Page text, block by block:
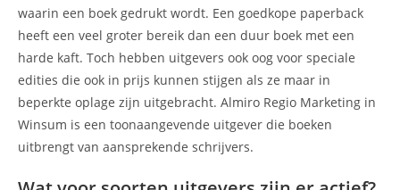
waarin een boek gedrukt wordt. Een goedkope paperback
heeft een veel groter bereik dan een duur boek met een
harde kaft. Toch hebben uitgevers ook oog voor speciale
edities die ook in prijs kunnen stijgen als ze maar in
beperkte oplage zijn uitgebracht. Almiro Regio Marketing in
Winsum is een toonaangevende uitgever die boeken
uitbrengt van aansprekende schrijvers.